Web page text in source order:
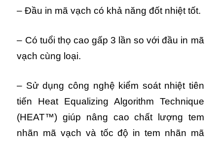
– Đầu in mã vạch có khả năng đốt nhiệt tốt.
– Có tuổi thọ cao gấp 3 lần so với đầu in mã
vạch cùng loại.
– Sử dụng công nghệ kiểm soát nhiệt tiên
tiến Heat Equalizing Algorithm Technique
(HEAT™) giúp nâng cao chất lượng tem
nhãn mã vạch và tốc độ in tem nhãn mã